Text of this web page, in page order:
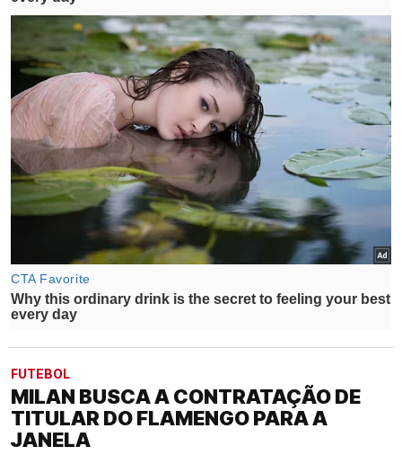
FUTEBOL
MILAN BUSCA A CONTRATAÇÃO DE
TITULAR DO FLAMENGO PARA A
JANELA